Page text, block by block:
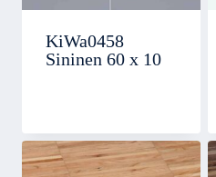
KiWa0458
Sininen 60 x 10